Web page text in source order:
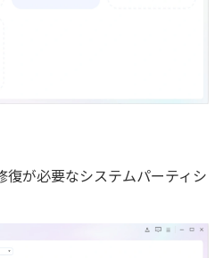
復が必要なシステムパーティシ